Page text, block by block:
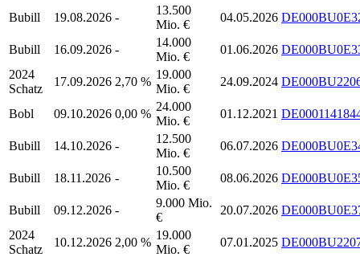
Bubill 19.08.2026 -
13.500
Mio. €
04.05.2026
Bubill 16.09.2026 -
14.000
Mio. €
01.06.2026
2024
Schatz
17.09.2026 2,70 %
19.000
Mio. €
24.09.2024
Bobl 09.10.2026 0,00 %
24.000
Mio. €
01.12.2021
Bubill 14.10.2026 -
12.500
Mio. €
06.07.2026
Bubill 18.11.2026 -
10.500
Mio. €
08.06.2026
Bubill 09.12.2026 -
9.000 Mio.
€
20.07.2026
2024
Schatz
10.12.2026 2,00 %
19.000
Mio. €
07.01.2025